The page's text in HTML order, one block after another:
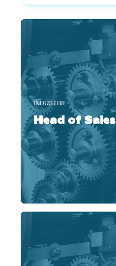
INDUSTRIE
Head of Sales